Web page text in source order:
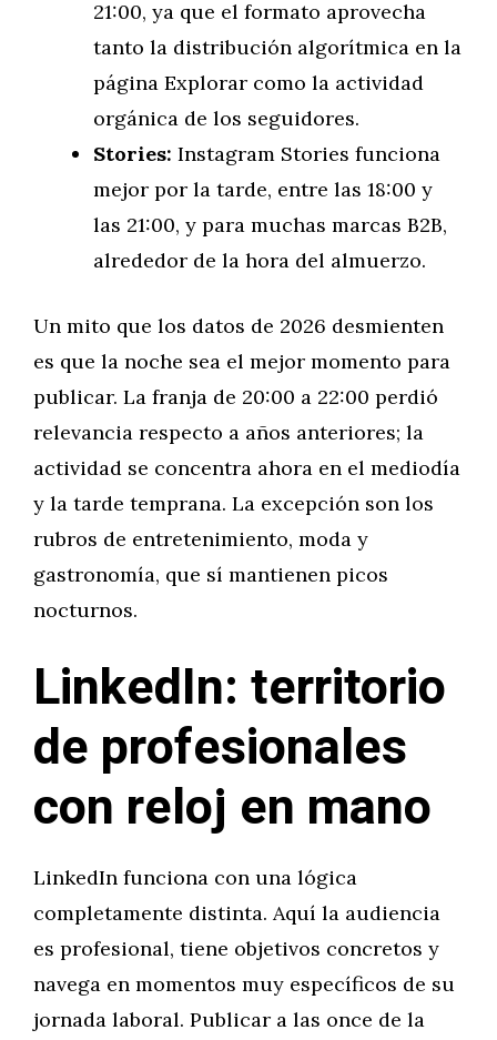
21:00, ya que el formato aprovecha
tanto la distribución algorítmica en la
página Explorar como la actividad
orgánica de los seguidores.
Stories: Instagram Stories funciona
mejor por la tarde, entre las 18:00 y
las 21:00, y para muchas marcas B2B,
alrededor de la hora del almuerzo.
Un mito que los datos de 2026 desmienten
es que la noche sea el mejor momento para
publicar. La franja de 20:00 a 22:00 perdió
relevancia respecto a años anteriores; la
actividad se concentra ahora en el mediodía
y la tarde temprana. La excepción son los
rubros de entretenimiento, moda y
gastronomía, que sí mantienen picos
nocturnos.
LinkedIn: territorio
de profesionales
con reloj en mano
LinkedIn funciona con una lógica
completamente distinta. Aquí la audiencia
es profesional, tiene objetivos concretos y
navega en momentos muy específicos de su
jornada laboral. Publicar a las once de la